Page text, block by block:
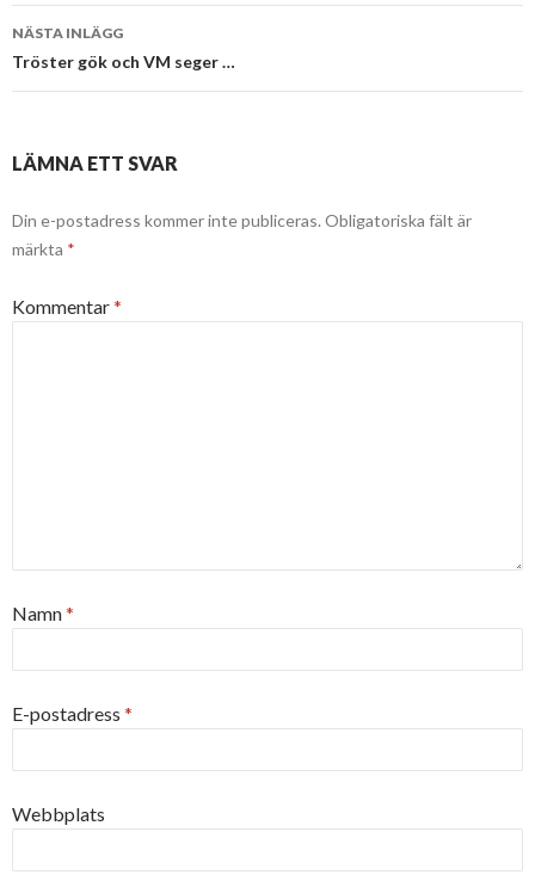
NÄSTA INLÄGG
Tröster gök och VM seger …
LÄMNA ETT SVAR
Din e-postadress kommer inte publiceras. Obligatoriska fält är
märkta *
Kommentar*
Namn*
E-postadress *
Webbplats